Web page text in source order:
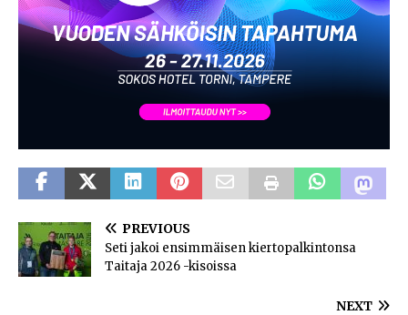
PREVIOUS
Seti jakoi ensimmäisen kiertopalkintonsa
Taitaja 2026 -kisoissa
NEXT